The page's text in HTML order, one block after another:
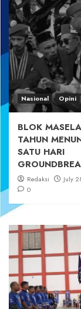
Nasional Opini
BLOK
TAHUN
SATU HARI
Redaksi
July
0